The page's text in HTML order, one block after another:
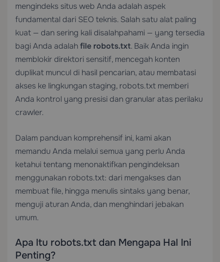
mengindeks situs web Anda adalah aspek
fundamental dari SEO teknis. Salah satu alat paling
kuat — dan sering kali disalahpahami — yang tersedia
bagi Anda adalahfile robots.txt. Baik Anda ingin
memblokir direktori sensitif, mencegah konten
duplikat muncul di hasil pencarian, atau membatasi
akses ke lingkungan staging, robots.txt memberi
Anda kontrol yang presisi dan granular atas perilaku
crawler.
Dalam panduan komprehensif ini, kami akan
memandu Anda melalui semua yang perlu Anda
ketahui tentang menonaktifkan pengindeksan
menggunakan robots.txt: dari mengakses dan
membuat file, hingga menulis sintaks yang benar,
menguji aturan Anda, dan menghindari jebakan
umum.
Apa Itu robots.txt dan Mengapa Hal Ini
Penting?